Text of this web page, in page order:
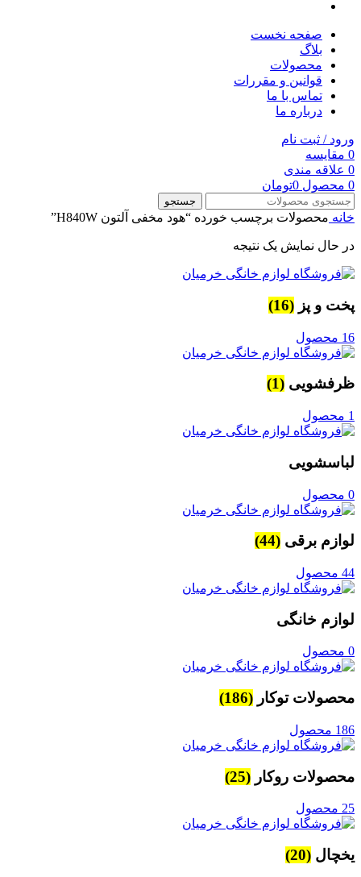
صفحه نخست
بلاگ
محصولات
قوانین و مقررات
تماس با ما
درباره ما
ورود / ثبت نام
0 مقایسه
0 علاقه مندی
0 محصول 0تومان
جستجو
خانه محصولات برچسب خورده “هود مخفی آلتون H840W”
در حال نمایش یک نتیجه
پخت و پز (16)
16 محصول
ظرفشویی (1)
1 محصول
لباسشویی
0 محصول
لوازم برقی (44)
44 محصول
لوازم خانگی
0 محصول
محصولات توکار (186)
186 محصول
محصولات روکار (25)
25 محصول
یخچال (20)